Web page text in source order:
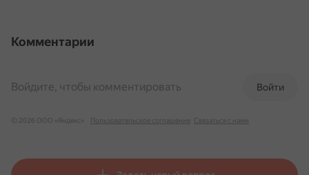
Комментарии
Войти
Войдите, чтобы комментировать
© 2026 ООО «Яндекс» Пользовательское соглашение Связаться с нами